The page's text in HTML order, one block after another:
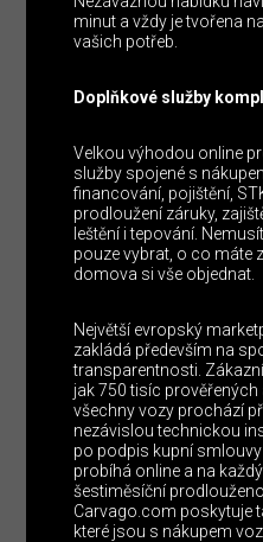
minut a vždy je tvořena
vašich potřeb.
Doplňkové služby
Velkou výhodou online
služby spojené s
financování, pojištění,
prodloužení záruky,
leštění i tepování.
pouze vybrat, o co máte
domova si vše objednat.
Největší evropský
zakládá především na
transparentnosti.
jak 750 tisíc prověřených
všechny vozy prochází
nezávislou technickou
po podpis kupní
probíhá online a na
šestiměsíční
Carvago.com poskytuje
které jsou s nákupem